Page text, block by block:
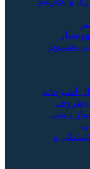
پخت‌وپز
آشپزخانه
ظروف
دستی
و